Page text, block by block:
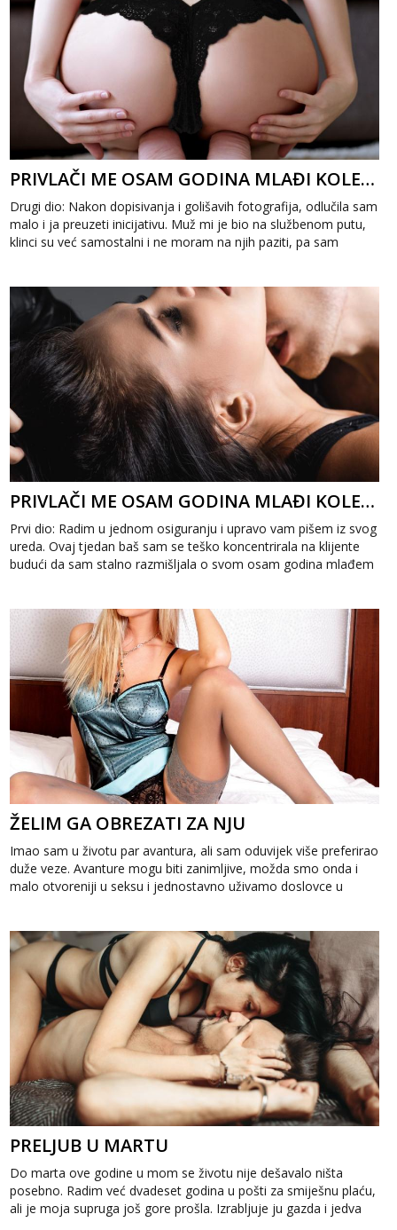
PRIVLAČI ME OSAM GODINA MLAĐI KOLEGA 2
Drugi dio: Nakon dopisivanja i golišavih fotografija, odlučila sam
malo i ja preuzeti inicijativu. Muž mi je bio na službenom putu,
klinci su već samostalni i ne moram na njih paziti, pa sam
PRIVLAČI ME OSAM GODINA MLAĐI KOLEGA 1
Prvi dio: Radim u jednom osiguranju i upravo vam pišem iz svog
ureda. Ovaj tjedan baš sam se teško koncentrirala na klijente
budući da sam stalno razmišljala o svom osam godina mlađem
ŽELIM GA OBREZATI ZA NJU
Imao sam u životu par avantura, ali sam oduvijek više preferirao
duže veze. Avanture mogu biti zanimljive, možda smo onda i
malo otvoreniji u seksu i jednostavno uživamo doslovce u
PRELJUB U MARTU
Do marta ove godine u mom se životu nije dešavalo ništa
posebno. Radim već dvadeset godina u pošti za smiješnu plaću,
ali je moja supruga još gore prošla. Izrabljuje ju gazda i jedva